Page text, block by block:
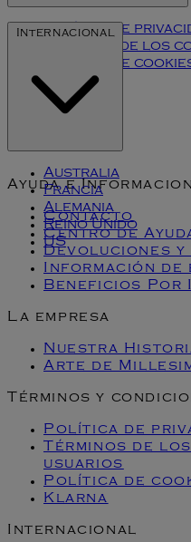
Política de
Términos de los
Política de
Klarna
Internacional
Australia
Francia
Alemania
Reino Unido
US
Ayuda e Informacion
Contacto
Centro de
Devoluciones y
Información de
Beneficios Por
La empresa
Nuestra
Arte de
Términos y
Política de
Términos de
usuarios
Política de
Klarna
Internacional